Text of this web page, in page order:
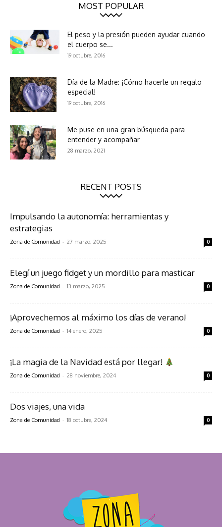
MOST POPULAR
El peso y la presión pueden ayudar cuando
el cuerpo se...
19 octubre, 2016
Día de la Madre: ¡Cómo hacerle un regalo
especial!
19 octubre, 2016
Me puse en una gran búsqueda para
entender y acompañar
28 marzo, 2021
RECENT POSTS
Impulsando la autonomía: herramientas y
estrategias
Zona de Comunidad - 27 marzo, 2025 0
Elegí un juego fidget y un mordillo para masticar
Zona de Comunidad - 13 marzo, 2025 0
¡Aprovechemos al máximo los días de verano!
Zona de Comunidad - 14 enero, 2025 0
¡La magia de la Navidad está por llegar!
Zona de Comunidad - 28 noviembre, 2024 0
Dos viajes, una vida
Zona de Comunidad - 18 octubre, 2024 0